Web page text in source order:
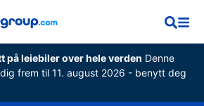
på leiebiler over hele verden Denne
frem til 11. august 2026 - benytt deg